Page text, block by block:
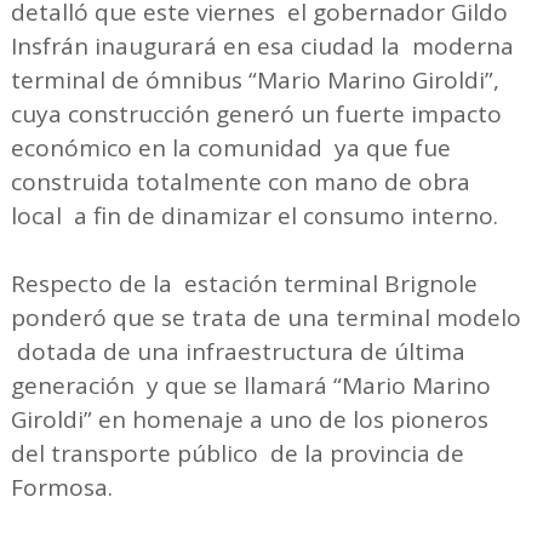
detalló que este viernes el gobernador Gildo
Insfrán inaugurará en esa ciudad la moderna
terminal de ómnibus “Mario Marino Giroldi”,
cuya construcción generó un fuerte impacto
económico en la comunidad ya que fue
construida totalmente con mano de obra
local a fin de dinamizar el consumo interno.
Respecto de la estación terminal Brignole
ponderó que se trata de una terminal modelo
dotada de una infraestructura de última
generación y que se llamará “Mario Marino
Giroldi” en homenaje a uno de los pioneros
del transporte público de la provincia de
Formosa.